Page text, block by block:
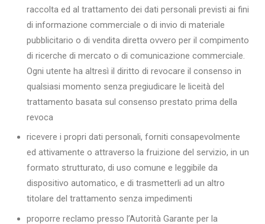
raccolta ed al trattamento dei dati personali previsti ai fini
di informazione commerciale o di invio di materiale
pubblicitario o di vendita diretta ovvero per il compimento
di ricerche di mercato o di comunicazione commerciale.
Ogni utente ha altresì il diritto di revocare il consenso in
qualsiasi momento senza pregiudicare le liceità del
trattamento basata sul consenso prestato prima della
revoca
ricevere i propri dati personali, forniti consapevolmente
ed attivamente o attraverso la fruizione del servizio, in un
formato strutturato, di uso comune e leggibile da
dispositivo automatico, e di trasmetterli ad un altro
titolare del trattamento senza impedimenti
proporre reclamo presso l’Autorità Garante per la